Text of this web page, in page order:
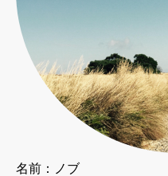
名前：ノブ